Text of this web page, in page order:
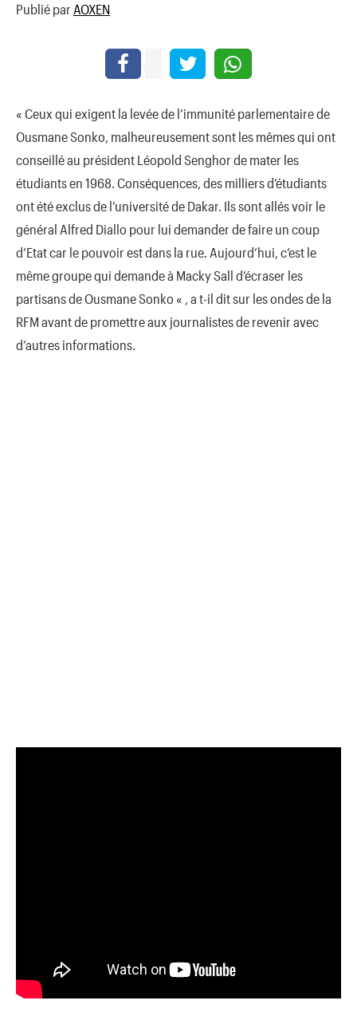
Publié par AOXEN
« Ceux qui exigent la levée de l’immunité parlementaire de
Ousmane Sonko, malheureusement sont les mêmes qui ont
conseillé au président Léopold Senghor de mater les
étudiants en 1968. Conséquences, des milliers d’étudiants
ont été exclus de l’université de Dakar. Ils sont allés voir le
général Alfred Diallo pour lui demander de faire un coup
d’Etat car le pouvoir est dans la rue. Aujourd’hui, c’est le
même groupe qui demande à Macky Sall d’écraser les
partisans de Ousmane Sonko « , a t-il dit sur les ondes de la
RFM avant de promettre aux journalistes de revenir avec
d’autres informations.